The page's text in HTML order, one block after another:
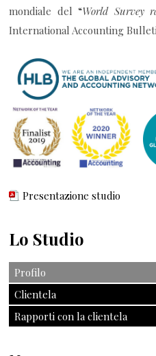
mondiale del “World Survey
International Accounting
Presentazione studio
Lo Studio
Profilo
Clientela
Rapporti con la clientela